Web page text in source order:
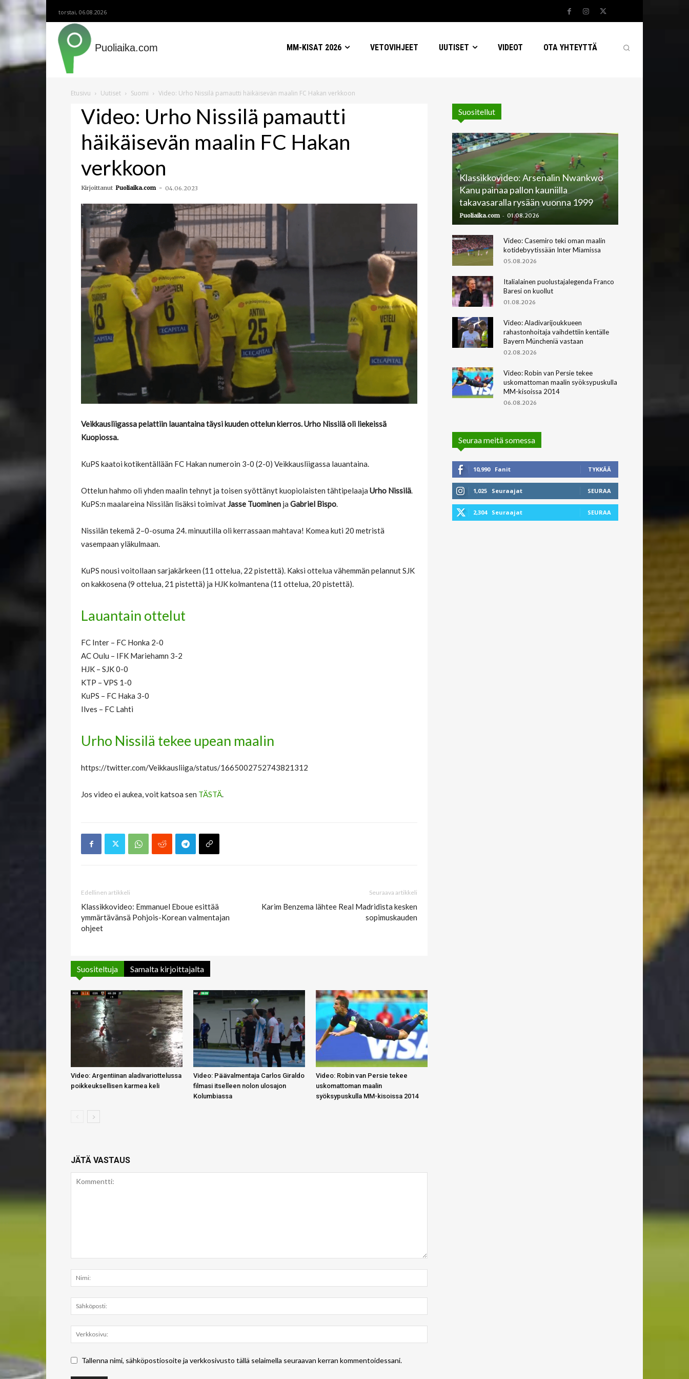
torstai, 06.08.2026
Puoliaika.com MM-KISAT 2026 VETOVIHJEET UUTISET VIDEOT OTA YHTEYTTÄ
Etusivu Uutiset Suomi Video: Urho Nissilä pamautti häikäisevän maalin FC Hakan verkkoon
Video: Urho Nissilä pamautti
häikäisevän maalin FC Hakan
verkkoon
Kirjoittanut Puoliaika.com - 04.06.2023
Veikkausliigassa pelattiin lauantaina täysi kuuden ottelun kierros. Urho Nissilä oli liekeissä
Kuopiossa.
KuPS kaatoi kotikentällään FC Hakan numeroin 3-0 (2-0) Veikkausliigassa lauantaina.
Ottelun hahmo oli yhden maalin tehnyt ja toisen syöttänyt kuopiolaisten tähtipelaaja Urho Nissilä.
KuPS:n maalareina Nissilän lisäksi toimivatJasse Tuominen ja Gabriel Bispo.
Nissilän tekemä 2–0-osuma 24. minuutilla oli kerrassaan mahtava! Komea kuti 20 metristä
vasempaan yläkulmaan.
KuPS nousi voitollaan sarjakärkeen (11 ottelua, 22 pistettä). Kaksi ottelua vähemmän pelannut SJK
on kakkosena (9 ottelua, 21 pistettä) ja HJK kolmantena (11 ottelua, 20 pistettä).
Lauantain ottelut
FC Inter – FC Honka 2-0
AC Oulu – IFK Mariehamn 3-2
HJK – SJK 0-0
KTP – VPS 1-0
KuPS – FC Haka 3-0
Ilves – FC Lahti
Urho Nissilä tekee upean maalin
https://twitter.com/Veikkausliiga/status/1665002752743821312
Jos video ei aukea, voit katsoa sen TÄSTÄ.
Edellinen artikkeli
Klassikkovideo: Emmanuel Eboue esittää
ymmärtävänsä Pohjois-Korean valmentajan
ohjeet
Seuraava artikkeli
Karim Benzema lähtee Real Madridista kesken
sopimuskauden
Suositeltuja Samalta kirjoittajalta
Video: Argentiinan aladivariottelussa
poikkeuksellisen karmea keli
Video: Päävalmentaja Carlos Giraldo
filmasi itselleen nolon ulosajon
Kolumbiassa
Video: Robin van Persie tekee
uskomattoman maalin
syöksypuskulla MM-kisoissa 2014
JÄTÄ VASTAUS
Tallenna nimi, sähköpostiosoite ja verkkosivusto tällä selaimella seuraavan kerran kommentoidessani.
Suositellut
Klassikkovideo: Arsenalin Nwankwo
Kanu painaa pallon kauniilla
takavasaralla rysään vuonna 1999
Puoliaika.com - 01.08.2026
Video: Casemiro teki oman maalin
kotidebyytissään Inter Miamissa
05.08.2026
Italialainen puolustajalegenda Franco
Baresi on kuollut
01.08.2026
Video: Aladivarijoukkueen
rahastonhoitaja vaihdettiin kentälle
Bayern Müncheniä vastaan
02.08.2026
Video: Robin van Persie tekee
uskomattoman maalin syöksypuskulla
MM-kisoissa 2014
06.08.2026
Seuraa meitä somessa
10,990 Fanit TYKKÄÄ
1,025 Seuraajat SEURAA
2,304 Seuraajat SEURAA